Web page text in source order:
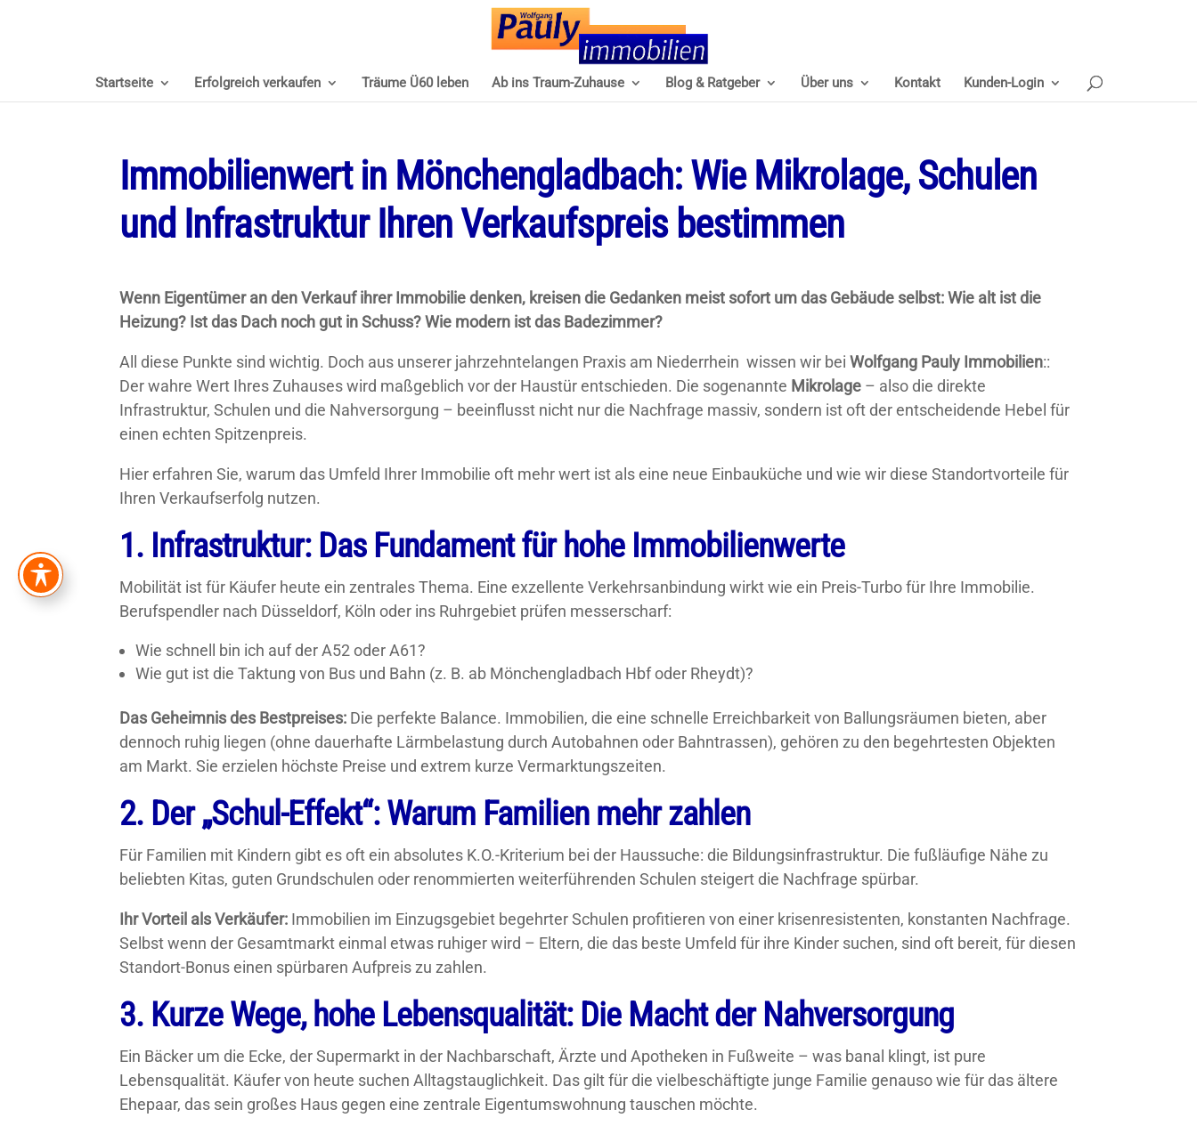
Startseite Erfolgreich verkaufen Träume Ü60 leben Ab ins Traum-Zuhause Blog & Ratgeber Über uns Kontakt Kunden-Login
Immobilienwert in Mönchengladbach: Wie Mikrolage, Schulen
und Infrastruktur Ihren Verkaufspreis bestimmen
Wenn Eigentümer an den Verkauf ihrer Immobilie denken, kreisen die Gedanken meist sofort um das Gebäude selbst: Wie alt ist die
Heizung? Ist das Dach noch gut in Schuss? Wie modern ist das Badezimmer?
All diese Punkte sind wichtig. Doch aus unserer jahrzehntelangen Praxis am Niederrhein wissen wir beiWolfgang Pauly Immobilien::
Der wahre Wert Ihres Zuhauses wird maßgeblich vor der Haustür entschieden. Die sogenannte Mikrolage – also die direkte
Infrastruktur, Schulen und die Nahversorgung – beeinflusst nicht nur die Nachfrage massiv, sondern ist oft der entscheidende Hebel für
einen echten Spitzenpreis.
Hier erfahren Sie, warum das Umfeld Ihrer Immobilie oft mehr wert ist als eine neue Einbauküche und wie wir diese Standortvorteile für
Ihren Verkaufserfolg nutzen.
1. Infrastruktur: Das Fundament für hohe Immobilienwerte
Mobilität ist für Käufer heute ein zentrales Thema. Eine exzellente Verkehrsanbindung wirkt wie ein Preis-Turbo für Ihre Immobilie.
Berufspendler nach Düsseldorf, Köln oder ins Ruhrgebiet prüfen messerscharf:
Wie schnell bin ich auf der A52 oder A61?
Wie gut ist die Taktung von Bus und Bahn (z. B. ab Mönchengladbach Hbf oder Rheydt)?
Das Geheimnis des Bestpreises: Die perfekte Balance. Immobilien, die eine schnelle Erreichbarkeit von Ballungsräumen bieten, aber
dennoch ruhig liegen (ohne dauerhafte Lärmbelastung durch Autobahnen oder Bahntrassen), gehören zu den begehrtesten Objekten
am Markt. Sie erzielen höchste Preise und extrem kurze Vermarktungszeiten.
2. Der „Schul-Effekt“: Warum Familien mehr zahlen
Für Familien mit Kindern gibt es oft ein absolutes K.O.-Kriterium bei der Haussuche: die Bildungsinfrastruktur. Die fußläufige Nähe zu
beliebten Kitas, guten Grundschulen oder renommierten weiterführenden Schulen steigert die Nachfrage spürbar.
Ihr Vorteil als Verkäufer: Immobilien im Einzugsgebiet begehrter Schulen profitieren von einer krisenresistenten, konstanten Nachfrage.
Selbst wenn der Gesamtmarkt einmal etwas ruhiger wird – Eltern, die das beste Umfeld für ihre Kinder suchen, sind oft bereit, für diesen
Standort-Bonus einen spürbaren Aufpreis zu zahlen.
3. Kurze Wege, hohe Lebensqualität: Die Macht der Nahversorgung
Ein Bäcker um die Ecke, der Supermarkt in der Nachbarschaft, Ärzte und Apotheken in Fußweite – was banal klingt, ist pure
Lebensqualität. Käufer von heute suchen Alltagstauglichkeit. Das gilt für die vielbeschäftigte junge Familie genauso wie für das ältere
Ehepaar, das sein großes Haus gegen eine zentrale Eigentumswohnung tauschen möchte.